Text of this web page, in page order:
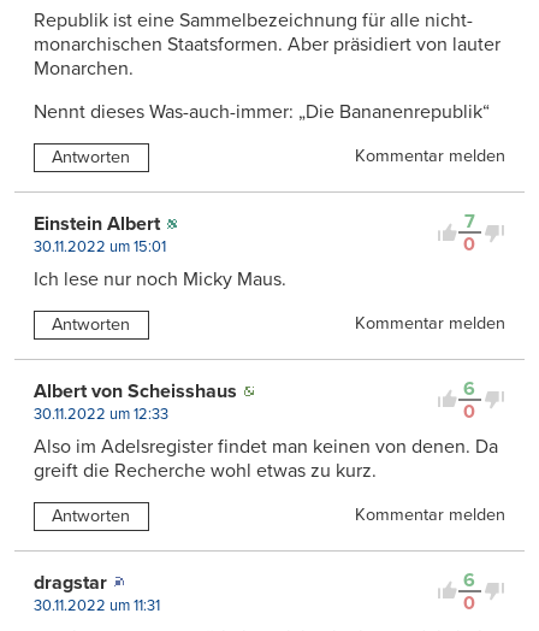
Republik ist eine Sammelbezeichnung für alle nicht-
monarchischen Staatsformen. Aber präsidiert von lauter
Monarchen.
Nennt dieses Was-auch-immer: „Die Bananenrepublik“
Antworten Kommentar melden
7
0
Einstein Albert
30.11.2022 um 15:01
Ich lese nur noch Micky Maus.
Antworten Kommentar melden
6
0
Albert von Scheisshaus
30.11.2022 um 12:33
Also im Adelsregister findet man keinen von denen. Da
greift die Recherche wohl etwas zu kurz.
Antworten Kommentar melden
6
0
dragstar
30.11.2022 um 11:31